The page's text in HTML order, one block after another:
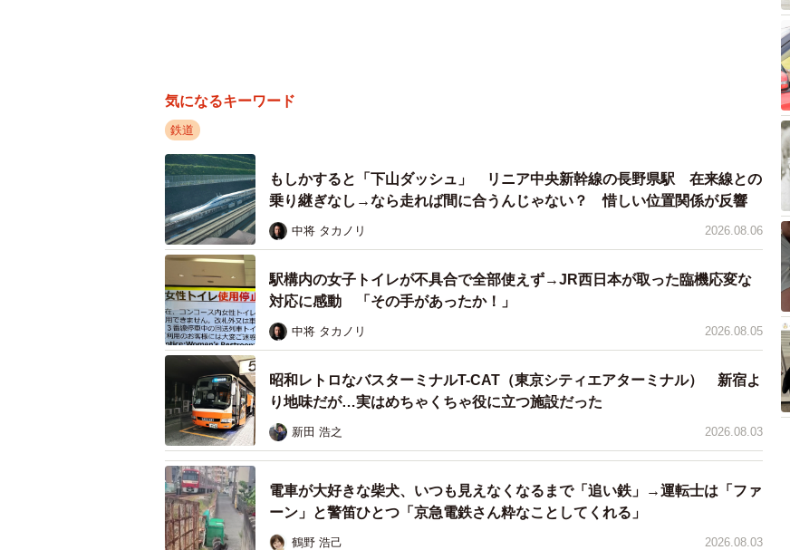
「大阪難波駅」に改称したことにより、若干の減少となりました。
自動放送でも会社で取り扱いが異なる
気になるキーワード
鉄道
もしかすると「下山ダッシュ」 リニア中央新幹線の長野県駅 在来線との
乗り継ぎなし→なら走れば間に合うんじゃない？ 惜しい位置関係が反響
中将 タカノリ 2026.08.06
駅構内の女子トイレが不具合で全部使えず→JR西日本が取った臨機応変な
対応に感動 「その手があったか！」
中将 タカノリ 2026.08.05
昭和レトロなバスターミナルT-CAT（東京シティエアターミナル） 新宿よ
り地味だが…実はめちゃくちゃ役に立つ施設だった
新田 浩之 2026.08.03
電車が大好きな柴犬、いつも見えなくなるまで「追い鉄」→運転士は「ファ
ーン」と警笛ひとつ「京急電鉄さん粋なことしてくれる」
鶴野 浩己 2026.08.03